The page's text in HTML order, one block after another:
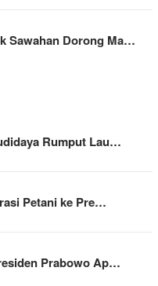
Sawahan Dorong Ma…
Rumput Lau…
Petani ke Pre…
Prabowo Ap…